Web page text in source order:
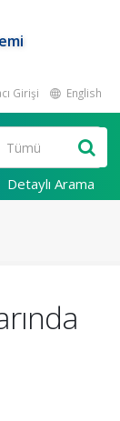
Girişi English
Detaylı Arama